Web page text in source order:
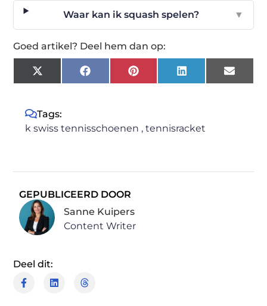
Waar kan ik squash spelen? ▼
Goed artikel? Deel hem dan op:
X
(Twitter)
FacebookPinterestLinkedIn Email
Tags:
k swiss tennisschoenen ,tennisracket
GEPUBLICEERD DOOR
Sanne Kuipers
Content Writer
Deel dit: